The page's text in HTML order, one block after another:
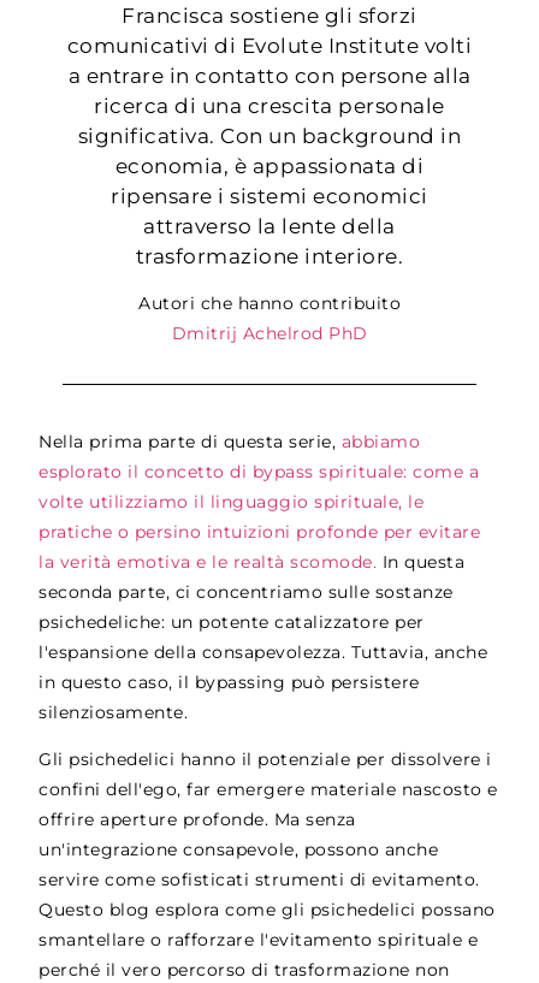
Francisca sostiene gli sforzi
comunicativi di Evolute Institute volti
a entrare in contatto con persone alla
ricerca di una crescita personale
significativa. Con un background in
economia, è appassionata di
ripensare i sistemi economici
attraverso la lente della
trasformazione interiore.
Autori che hanno contribuito
Dmitrij Achelrod PhD
Nella prima parte di questa serie, abbiamo
esplorato il concetto di bypass spirituale: come a
volte utilizziamo il linguaggio spirituale, le
pratiche o persino intuizioni profonde per evitare
la verità emotiva e le realtà scomode. In questa
seconda parte, ci concentriamo sulle sostanze
psichedeliche: un potente catalizzatore per
l'espansione della consapevolezza. Tuttavia, anche
in questo caso, il bypassing può persistere
silenziosamente.
Gli psichedelici hanno il potenziale per dissolvere i
confini dell'ego, far emergere materiale nascosto e
offrire aperture profonde. Ma senza
un'integrazione consapevole, possono anche
servire come sofisticati strumenti di evitamento.
Questo blog esplora come gli psichedelici possano
smantellare o rafforzare l'evitamento spirituale e
perché il vero percorso di trasformazione non